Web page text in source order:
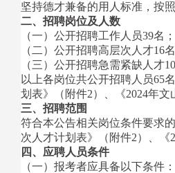
坚持德才兼备的用人标准，按
二、招聘岗位及人数
（一）公开招聘工作人员39名；
（二）公开招聘高层次人才16名
（三）公开招聘急需紧缺人才10
以上各岗位共公开招聘人员65
划表》（附件2）、《2024年
三、招聘范围
符合本公告相关岗位条件要求
次人才计划表》（附件2）、《
四、应聘人员条件
（一）报考者应具备以下条件：